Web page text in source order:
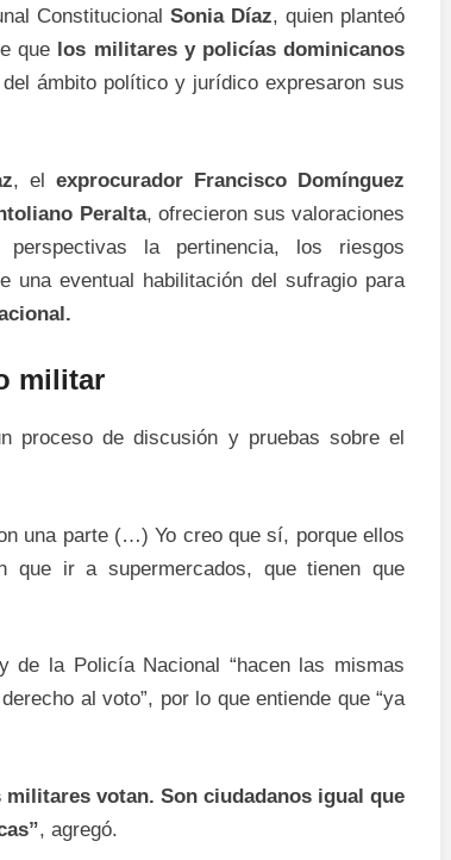
Constitucional Sonia Díaz, quien planteó
que los militares y policías dominicanos
ámbito político y jurídico expresaron sus
, elexprocurador Francisco Domínguez
Peralta, ofrecieron sus valoraciones
la pertinencia, los riesgos
una eventual habilitación del sufragio para
militar
proceso de discusión y pruebas sobre el
una parte (…) Yo creo que sí, porque ellos
ir a supermercados, que tienen que
la Policía Nacional “hacen las mismas
al voto”, por lo que entiende que “ya
votan. Son ciudadanos igual que
, agregó.